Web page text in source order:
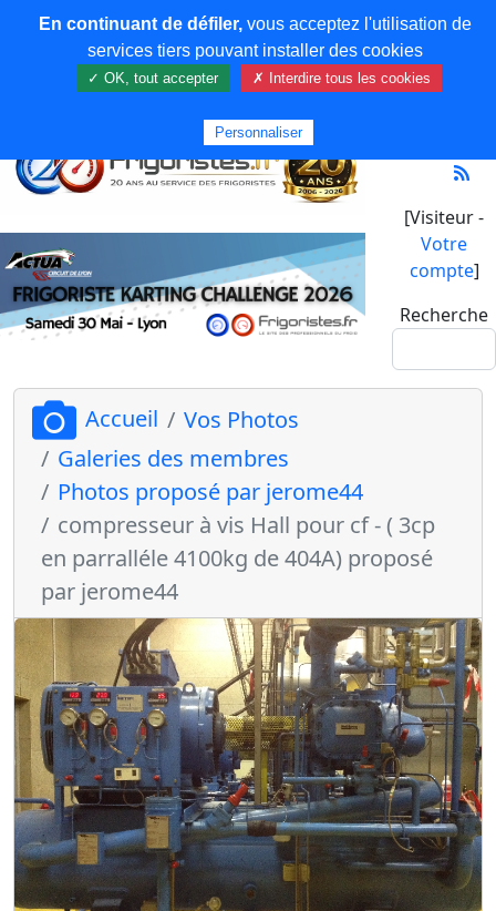
[Visiteur -
Votre
compte]
Recherche
Accueil
Vos Photos
Galeries des membres
Photos proposé par jerome44
compresseur à vis Hall pour cf - ( 3cp
en parralléle 4100kg de 404A) proposé
par jerome44
En continuant de défiler,vous acceptez l'utilisation de
services tiers pouvant installer des cookies
✓ OK, tout accepter ✗ Interdire tous les cookies
Personnaliser